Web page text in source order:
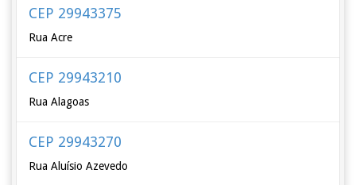
CEP 29943375
Rua Acre
CEP 29943210
Rua Alagoas
CEP 29943270
Rua Aluísio Azevedo